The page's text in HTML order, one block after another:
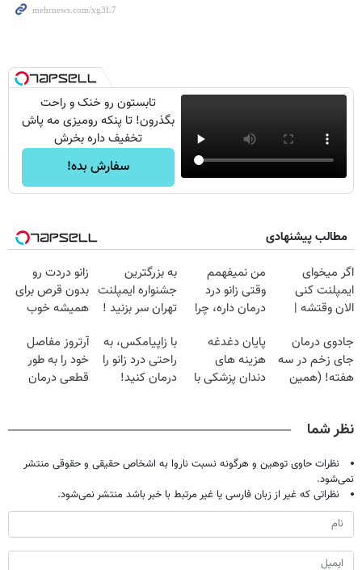
تابستون رو خنک و راحت
بگذرون! تا پنکه رومیزی مه پاش
تخفیف داره بخرش
سفارش بده!
مطالب پیشنهادی
اگر میخوای
ایمپلنت کنی
الان وقتشه |
میلیون تومان!!!
من نمیفهمم
وقتی زانو درد
درمان داره، چرا
تحمل میکنی؟❗
به بزرگترین
جشنواره ایمپلنت
تهران سر بزنید !
میلیون !
زانو دردت رو
بدون قرص برای
همیشه خوب
پرسش‌نامه)
جادوی درمان
جای زخم در سه
هفته! (همین
پایان دغدغه
هزینه های
دندان پزشکی با
با زاپیامکس، به
راحتی درد زانو را
درمان کنید!
آرتروز مفاصل
خود را به طور
قطعی درمان
نظر شما
نظرات حاوی توهین و هرگونه نسبت ناروا به اشخاص حقیقی و حقوقی منتشر
نمی‌شود.
نظراتی که غیر از زبان فارسی یا غیر مرتبط با خبر باشد منتشر نمی‌شود.